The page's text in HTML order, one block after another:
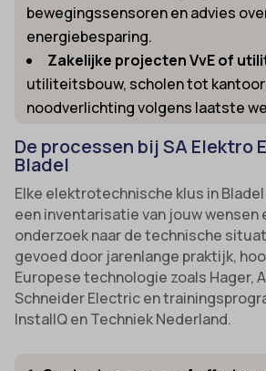
bewegingssensoren en advies
energiebesparing.
Zakelijke projecten VvE of
utiliteitsbouw, scholen tot
noodverlichting volgens laatste
De processen bij SA Elektro
Bladel
Elke elektrotechnische klus in
een inventarisatie van jouw wensen
onderzoek naar de technische
gevoed door jarenlange praktijk,
Europese technologie zoals Hager,
Schneider Electric en
InstallQ en Techniek Nederland.